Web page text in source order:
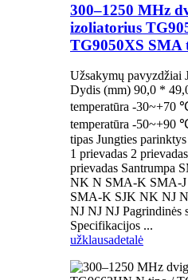
300–1250 MHz
izoliatorius
TG9050XS SMA
Užsakymų pavyzdžiai
Dydis (mm) 90,0 *
temperatūra -
temperatūra -50~+90
tipas Jungties
1 prievadas 2
prievadas Santrumpa
NK N SMA-K SMA-
SMA-K SJK NK NJ
NJ NJ NJ Pagrindinės
Specifikacijos ...
užklausadetalė